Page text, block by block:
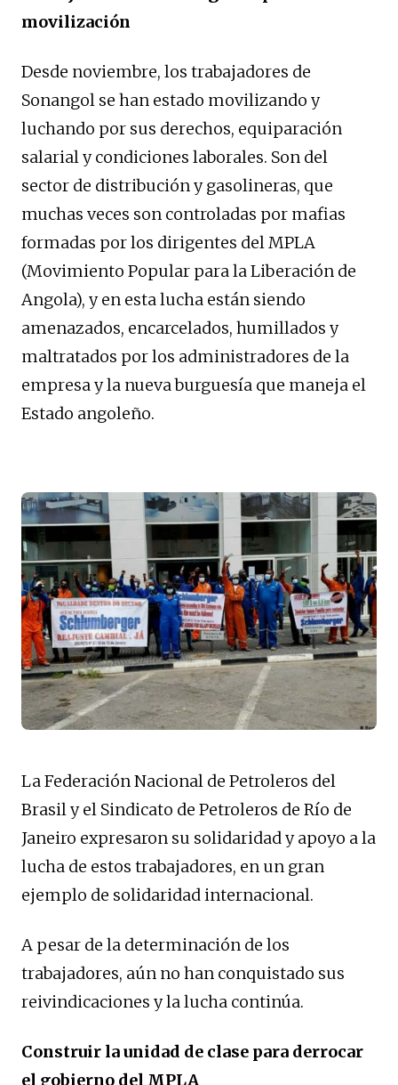
movilización
Desde noviembre, los trabajadores de
Sonangol se han estado movilizando y
luchando por sus derechos, equiparación
salarial y condiciones laborales. Son del
sector de distribución y gasolineras, que
muchas veces son controladas por mafias
formadas por los dirigentes del MPLA
(Movimiento Popular para la Liberación de
Angola), y en esta lucha están siendo
amenazados, encarcelados, humillados y
maltratados por los administradores de la
empresa y la nueva burguesía que maneja el
Estado angoleño.
La Federación Nacional de Petroleros del
Brasil y el Sindicato de Petroleros de Río de
Janeiro expresaron su solidaridad y apoyo a la
lucha de estos trabajadores, en un gran
ejemplo de solidaridad internacional.
A pesar de la determinación de los
trabajadores, aún no han conquistado sus
reivindicaciones y la lucha continúa.
Construir la unidad de clase para derrocar
el gobierno del MPLA